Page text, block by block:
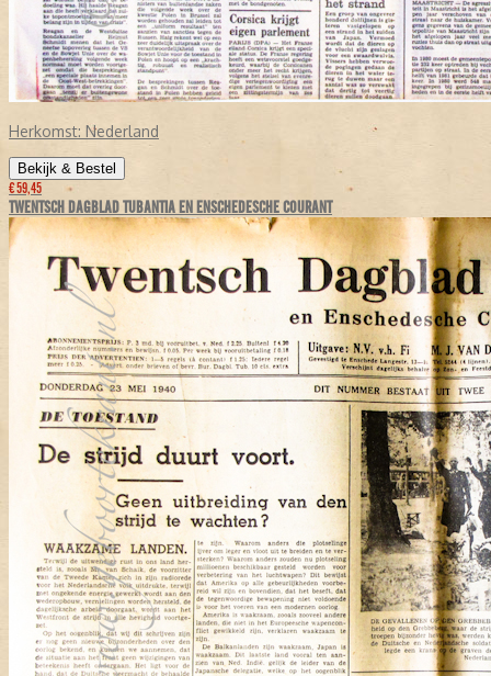
Herkomst: Nederland
Bekijk & Bestel
€ 59,45
TWENTSCH DAGBLAD TUBANTIA EN ENSCHEDESCHE COURANT